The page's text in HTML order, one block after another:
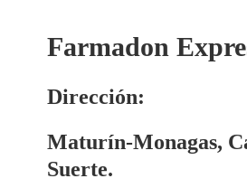
Farmadon
Dirección:
Maturín-Monagas,
Suerte.